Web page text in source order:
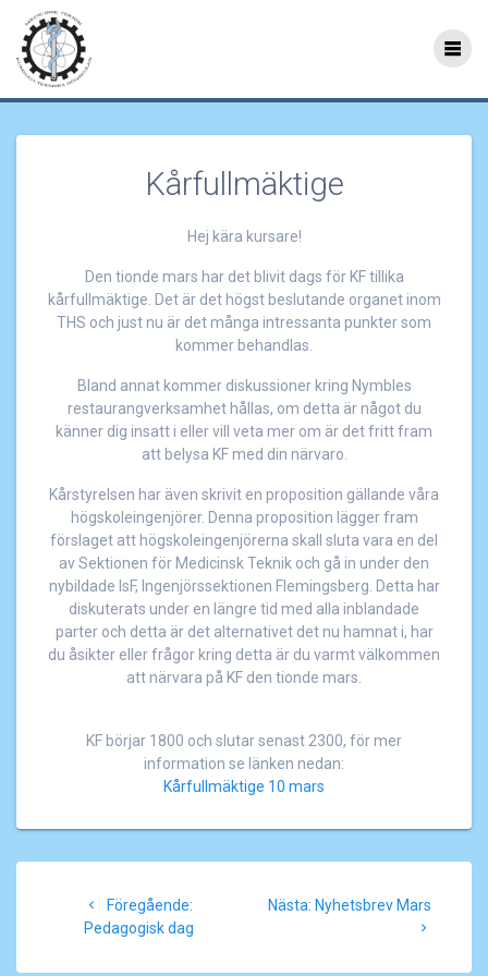
Kårfullmäktige
Hej kära kursare!
Den tionde mars har det blivit dags för KF tillika
kårfullmäktige. Det är det högst beslutande organet inom
THS och just nu är det många intressanta punkter som
kommer behandlas.
Bland annat kommer diskussioner kring Nymbles
restaurangverksamhet hållas, om detta är något du
känner dig insatt i eller vill veta mer om är det fritt fram
att belysa KF med din närvaro.
Kårstyrelsen har även skrivit en proposition gällande våra
högskoleingenjörer. Denna proposition lägger fram
förslaget att högskoleingenjörerna skall sluta vara en del
av Sektionen för Medicinsk Teknik och gå in under den
nybildade IsF, Ingenjörssektionen Flemingsberg. Detta har
diskuterats under en längre tid med alla inblandade
parter och detta är det alternativet det nu hamnat i, har
du åsikter eller frågor kring detta är du varmt välkommen
att närvara på KF den tionde mars.
KF börjar 1800 och slutar senast 2300, för mer
information se länken nedan:
Kårfullmäktige 10 mars
Föregående: Föregående
inlägg:
Pedagogisk dag
Nästa: Nästa
Nyhetsbrev Mars